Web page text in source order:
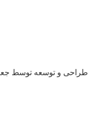
طراحی و توسعه توسط